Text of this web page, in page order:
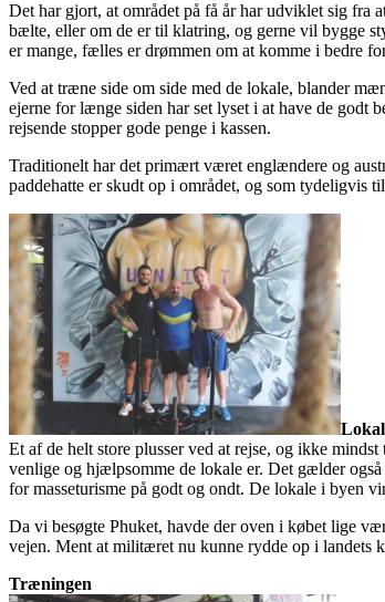
Det har gjort, at området på få år har udviklet sig fra
bælte, eller om de er til klatring, og gerne vil bygge
er mange, fælles er drømmen om at komme i bedre
Ved at træne side om side med de lokale, blander
ejerne for længe siden har set lyset i at have de godt
rejsende stopper gode penge i kassen.
Traditionelt har det primært været englændere og
paddehatte er skudt op i området, og som tydeligvis
Et af de helt store plusser ved at rejse, og ikke
venlige og hjælpsomme de lokale er. Det gælder
for masseturisme på godt og ondt. De lokale i byen
Da vi besøgte Phuket, havde der oven i købet lige
vejen. Ment at militæret nu kunne rydde op i landets
Træningen